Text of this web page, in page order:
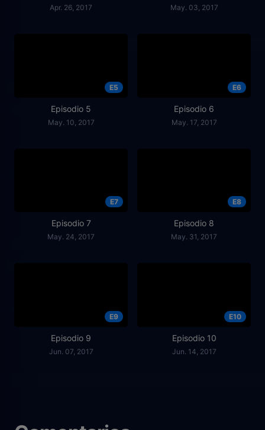
Apr. 26, 2017 May. 03, 2017
E5
Episodio 5
May. 10, 2017
E6
Episodio 6
May. 17, 2017
E7
Episodio 7
May. 24, 2017
E8
Episodio 8
May. 31, 2017
E9
Episodio 9
Jun. 07, 2017
E10
Episodio 10
Jun. 14, 2017